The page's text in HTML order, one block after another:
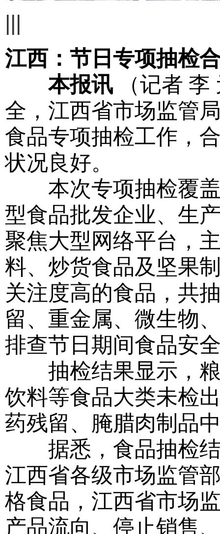
|||
江西：节日专项抽检
本报讯 （记者
全，江西省市场监管
食品专项抽检工作，
状况良好。
本次专项抽检覆盖
型食品批发企业、生
聚焦大型网络平台，
料、炒货食品及坚果
关注度高的食品，共
留、重金属、微生物
排查节日期间食品安
抽检结果显示，粮
饮料等食品大类未检
药残留、腌腊肉制品
据悉，食品抽检结
江西省各级市场监管
格食品，江西省市场
产品流向、停止销售